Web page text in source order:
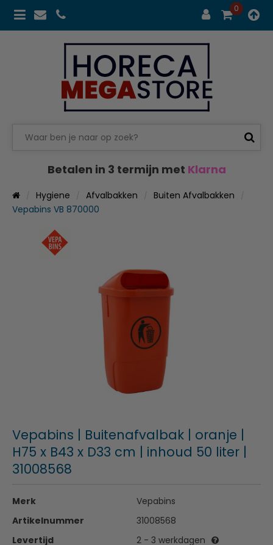
0
Betalen in 3 termijn met Klarna
Hygiene Afvalbakken
Buiten Afvalbakken
Vepabins VB 870000
Vepabins | Buitenafvalbak | oranje |
H75 x B43 x D33 cm | inhoud 50 liter |
31008568
Merk
Vepabins
Artikelnummer
31008568
Levertijd
2 - 3 werkdagen